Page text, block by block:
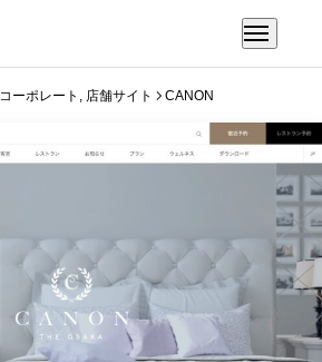
コーポレート 店舗サイト CANON